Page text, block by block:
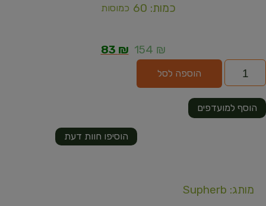
כמות: 60 כמוסות
154 ₪
83 ₪
הוספה לסל
הוסיפו חוות דעת
הוסף למועדפים
מותג: Supherb